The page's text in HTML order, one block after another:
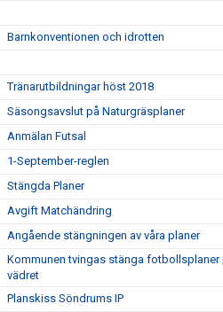
Barnkonventionen och idrotten
Tränarutbildningar höst 2018
Säsongsavslut på Naturgräsplaner
Anmälan Futsal
1-September-reglen
Stängda Planer
Avgift Matchändring
Angående stängningen av våra planer
Kommunen tvingas stänga fotbollsplaner
vädret
Planskiss Söndrums IP